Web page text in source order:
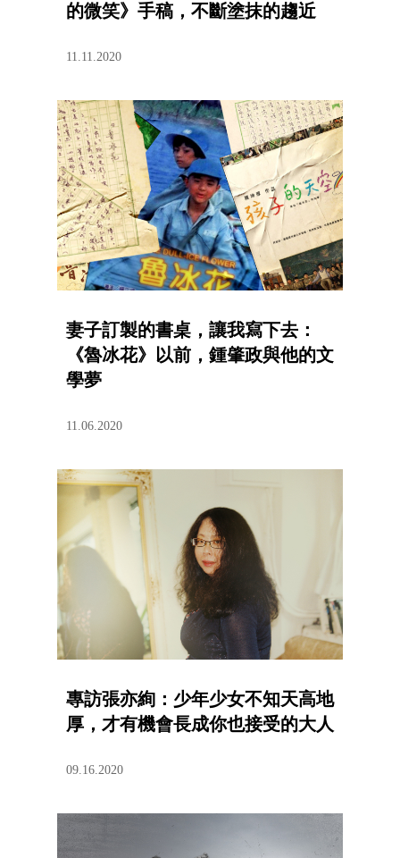
的微笑》手稿，不斷塗抹的趨近
11.11.2020
妻子訂製的書桌，讓我寫下去：
《魯冰花》以前，鍾肇政與他的文
學夢
11.06.2020
專訪張亦絢：少年少女不知天高地
厚，才有機會長成你也接受的大人
09.16.2020